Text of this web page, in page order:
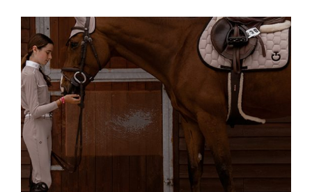
disposent d’un studio, d’un appartement ou d’une
chambre libre. L’intérêt est double : générer […]